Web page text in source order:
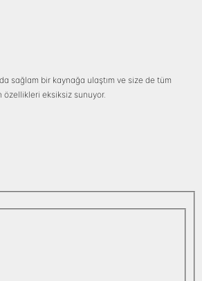
sağlam bir kaynağa ulaştım ve size de tüm
eksiksiz sunuyor.